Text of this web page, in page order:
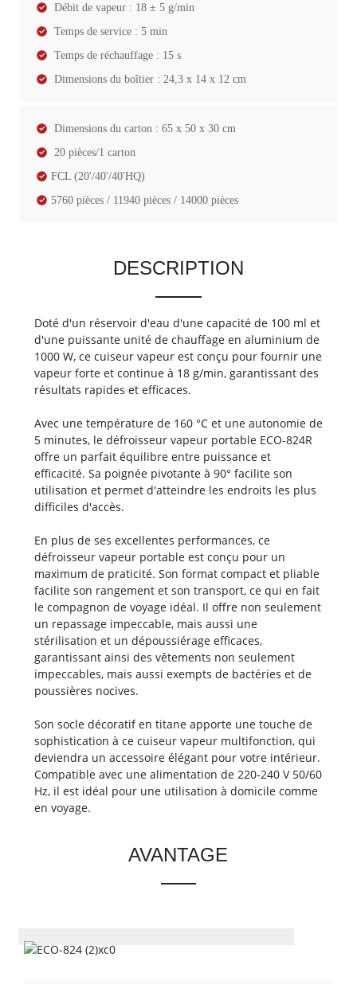
Débit de vapeur : 18 ± 5 g/min
Temps de service : 5 min
Temps de réchauffage : 15 s
Dimensions du boîtier : 24,3 x 14 x 12 cm
Dimensions du carton : 65 x 50 x 30 cm
20 pièces/1 carton
FCL (20'/40'/40'HQ)
5760 pièces / 11940 pièces / 14000 pièces
DESCRIPTION
Doté d'un réservoir d'eau d'une capacité de 100 ml et
d'une puissante unité de chauffage en aluminium de
1000 W, ce cuiseur vapeur est conçu pour fournir une
vapeur forte et continue à 18 g/min, garantissant des
résultats rapides et efficaces.
Avec une température de 160 °C et une autonomie de
5 minutes, le défroisseur vapeur portable ECO-824R
offre un parfait équilibre entre puissance et
efficacité. Sa poignée pivotante à 90° facilite son
utilisation et permet d'atteindre les endroits les plus
difficiles d'accès.
En plus de ses excellentes performances, ce
défroisseur vapeur portable est conçu pour un
maximum de praticité. Son format compact et pliable
facilite son rangement et son transport, ce qui en fait
le compagnon de voyage idéal. Il offre non seulement
un repassage impeccable, mais aussi une
stérilisation et un dépoussiérage efficaces,
garantissant ainsi des vêtements non seulement
impeccables, mais aussi exempts de bactéries et de
poussières nocives.
Son socle décoratif en titane apporte une touche de
sophistication à ce cuiseur vapeur multifonction, qui
deviendra un accessoire élégant pour votre intérieur.
Compatible avec une alimentation de 220-240 V 50/60
Hz, il est idéal pour une utilisation à domicile comme
en voyage.
AVANTAGE